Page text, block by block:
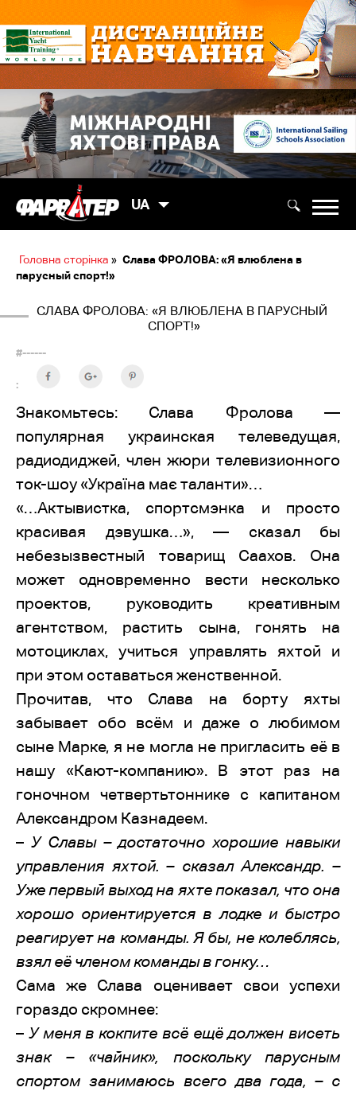
UA
Головна сторінка » Слава ФРОЛОВА: «Я влюблена в
парусный спорт!»
СЛАВА ФРОЛОВА: «Я ВЛЮБЛЕНА В ПАРУСНЫЙ
СПОРТ!»
#------
:
Знакомьтесь: Слава Фролова —
популярная украинская телеведущая,
радиодиджей, член жюри телевизионного
ток-шоу «Україна має таланти»…
«…Актывистка, спортсмэнка и просто
красивая дэвушка…», — сказал бы
небезызвестный товарищ Саахов. Она
может одновременно вести несколько
проектов, руководить креативным
агентством, растить сына, гонять на
мотоциклах, учиться управлять яхтой и
при этом оставаться женственной.
Прочитав, что Слава на борту яхты
забывает обо всём и даже о любимом
сыне Марке, я не могла не пригласить её в
нашу «Кают-компанию». В этот раз на
гоночном четвертьтоннике с капитаном
Александром Казнадеем.
– У Славы – достаточно хорошие навыки
управления яхтой. – сказал Александр. –
Уже первый выход на яхте показал, что она
хорошо ориентируется в лодке и быстро
реагирует на команды. Я бы, не колеблясь,
взял её членом команды в гонку…
Сама же Слава оценивает свои успехи
гораздо скромнее:
– У меня в кокпите всё ещё должен висеть
знак – «чайник», поскольку парусным
спортом занимаюсь всего два года, – с